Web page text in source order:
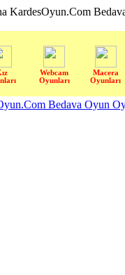
KardesOyun.Com
Webcam
Oyunları
Macera
Oyunları
Bedava Oyun